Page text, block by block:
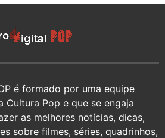
é formado por uma equipe
Cultura Pop e que se engaja
as melhores notícias, dicas,
sobre filmes, séries, quadrinhos,